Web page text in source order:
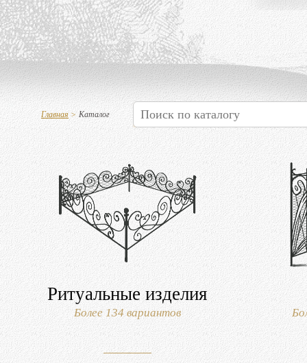
Главная > Каталог
Ритуальные изделия
Более 134 вариантов